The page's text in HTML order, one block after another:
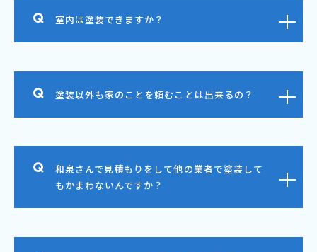
室内は塗装できますか？
塗装以外も家のことを頼むことは出来るの？
和泉さんで見積もりをして他の業者で塗装して
もかまわないんですか？